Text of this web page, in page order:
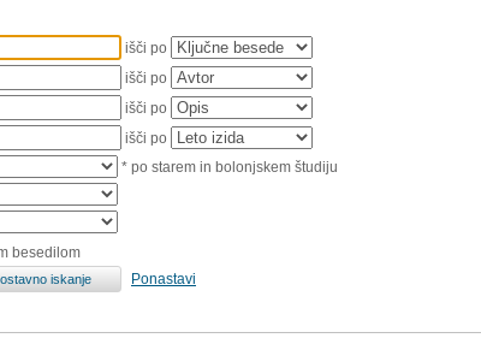
išči po
išči po
išči po
išči po
* po starem in bolonjskem študiju
besedilom
Ponastavi